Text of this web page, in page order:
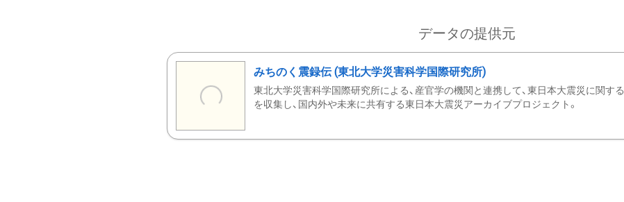
データの提供元
みちのく震録伝 (東北大学災害科学国際研究所)
東北大学災害科学国際研究所による、産官学の機関と連携して、東日本大震災に関する
を収集し、国内外や未来に共有する東日本大震災アーカイブプロジェクト。